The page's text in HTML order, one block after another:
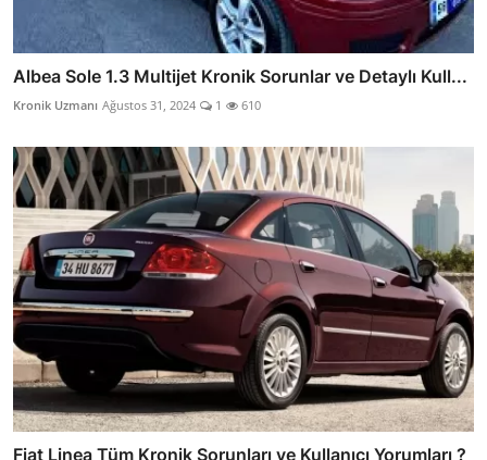
Albea Sole 1.3 Multijet Kronik Sorunlar ve Detaylı Kull...
Kronik Uzmanı Ağustos 31, 2024 1 610
Fiat Linea Tüm Kronik Sorunları ve Kullanıcı Yorumları ?